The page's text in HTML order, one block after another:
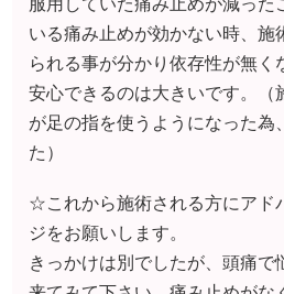
☆これから施術される方にアド
ジをお願いします。
きっかけは別でしたが、頭痛で
来てみて下さい。痛み止めがな
ったら、の恐怖がなくなってひ
程度の保険にまで依存性がなく
体の歪みから起こるものもあっ
り良くなったように思えます。
で根本の改善になりますのでぜ